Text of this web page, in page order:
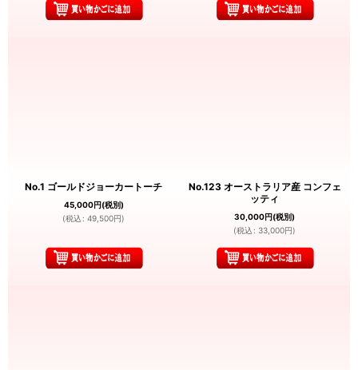
No.1 ゴールドジョーカートーチ
45,000円(税別)
(税込 : 49,500円)
No.123 オーストラリア産 コンフェ
ッティ
30,000円(税別)
(税込 : 33,000円)